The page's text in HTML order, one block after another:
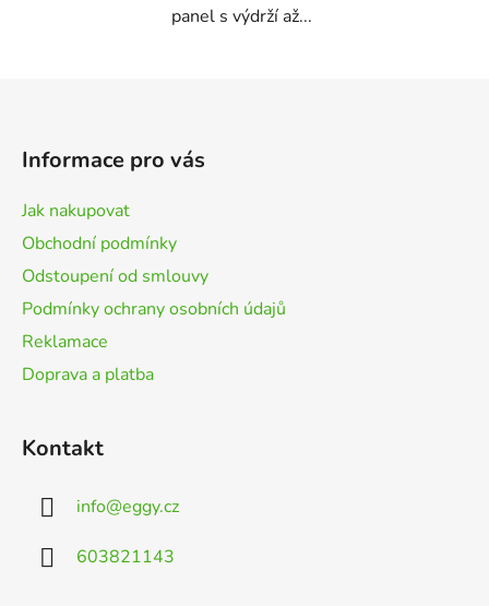
panel s výdrží až...
Informace pro vás
Jak nakupovat
Obchodní podmínky
Odstoupení od smlouvy
Podmínky ochrany osobních údajů
Reklamace
Doprava a platba
Kontakt
info@eggy.cz
603821143